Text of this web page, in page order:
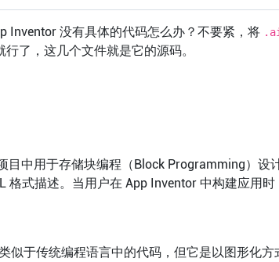
Inventor 没有具体的代码怎么办？不要紧，将
了，这几个文件就是它的源码。
目中用于存储块编程（Block Programming）设
格式描述。当用户在 App Inventor 中构建应用
于传统编程语言中的代码，但它是以图形化方